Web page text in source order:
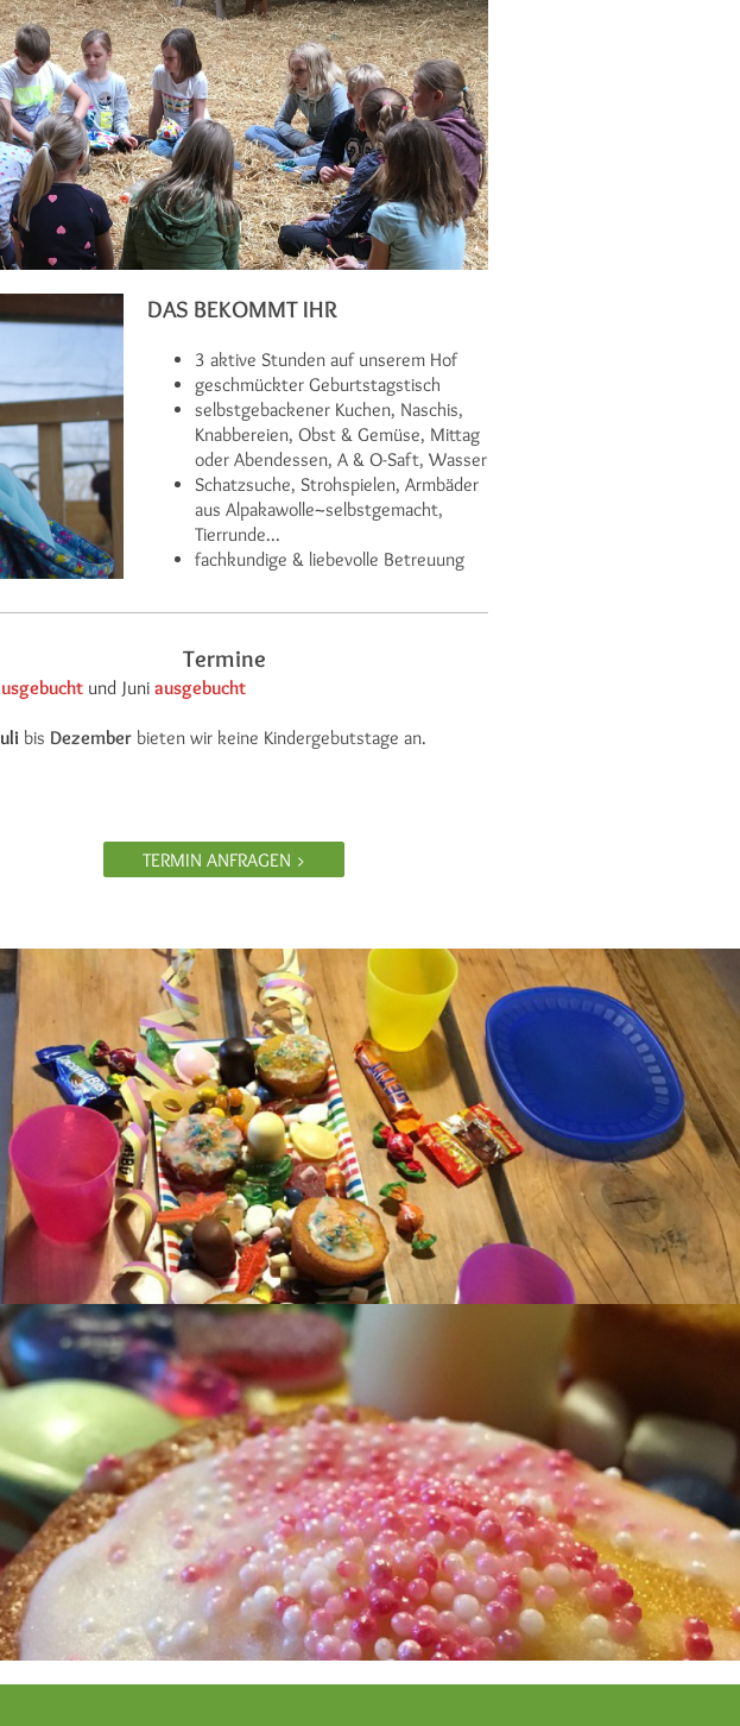
DAS BEKOMMT IHR
3 aktive Stunden auf unserem Hof
geschmückter Geburtstagstisch
selbstgebackener Kuchen, Naschis,
Knabbereien, Obst & Gemüse, Mittag
oder Abendessen, A & O-Saft, Wasser
Schatzsuche, Strohspielen, Armbäder
aus Alpakawolle~selbstgemacht,
Tierrunde...
fachkundige & liebevolle Betreuung
Termine
und Juni ausgebucht
bis Dezember bieten wir keine Kindergebutstage an.
TERMIN ANFRAGEN >